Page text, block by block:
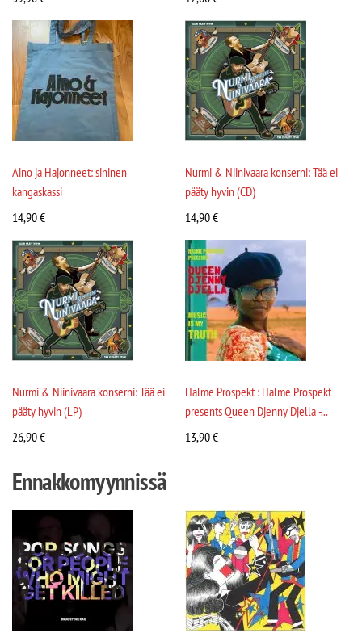
Aino ja Hajonneet: sininen
kangaskassi
14,90€
Nurmi & Niinivaara konserni: Tää ei
pääty hyvin (CD)
14,90€
Nurmi & Niinivaara konserni: Tää ei
pääty hyvin (LP)
26,90€
Halme Prospekt : Halme Prospekt
presents Queen Djenny Djella -...
13,90€
Ennakkomyynnissä